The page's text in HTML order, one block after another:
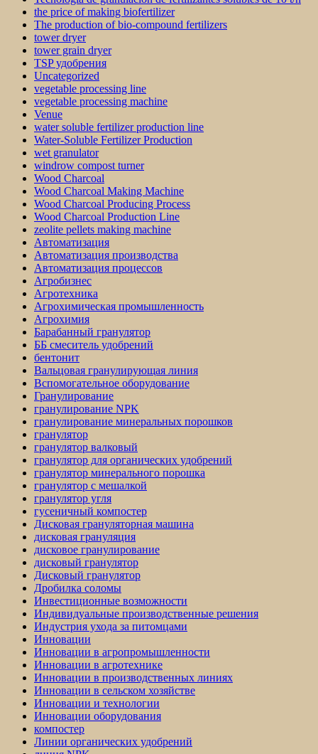
the price of making biofertilizer
The production of bio-compound fertilizers
tower dryer
tower grain dryer
TSP удобрения
Uncategorized
vegetable processing line
vegetable processing machine
Venue
water soluble fertilizer production line
Water-Soluble Fertilizer Production
wet granulator
windrow compost turner
Wood Charcoal
Wood Charcoal Making Machine
Wood Charcoal Producing Process
Wood Charcoal Production Line
zeolite pellets making machine
Автоматизация
Автоматизация производства
Автоматизация процессов
Агробизнес
Агротехника
Агрохимическая промышленность
Агрохимия
Барабанный гранулятор
ББ смеситель удобрений
бентонит
Вальцовая гранулирующая линия
Вспомогательное оборудование
Гранулирование
гранулирование NPK
гранулирование минеральных порошков
гранулятор
гранулятор валковый
гранулятор для органических удобрений
гранулятор минерального порошка
гранулятор с мешалкой
гранулятор угля
гусеничный компостер
Дисковая грануляторная машина
дисковая грануляция
дисковое гранулирование
дисковый гранулятор
Дисковый гранулятор
Дробилка соломы
Инвестиционные возможности
Индивидуальные производственные решения
Индустрия ухода за питомцами
Инновации
Инновации в агропромышленности
Инновации в агротехнике
Инновации в производственных линиях
Инновации в сельском хозяйстве
Инновации и технологии
Инновации оборудования
компостер
Линии органических удобрений